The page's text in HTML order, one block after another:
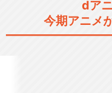
dア
今期アニメ